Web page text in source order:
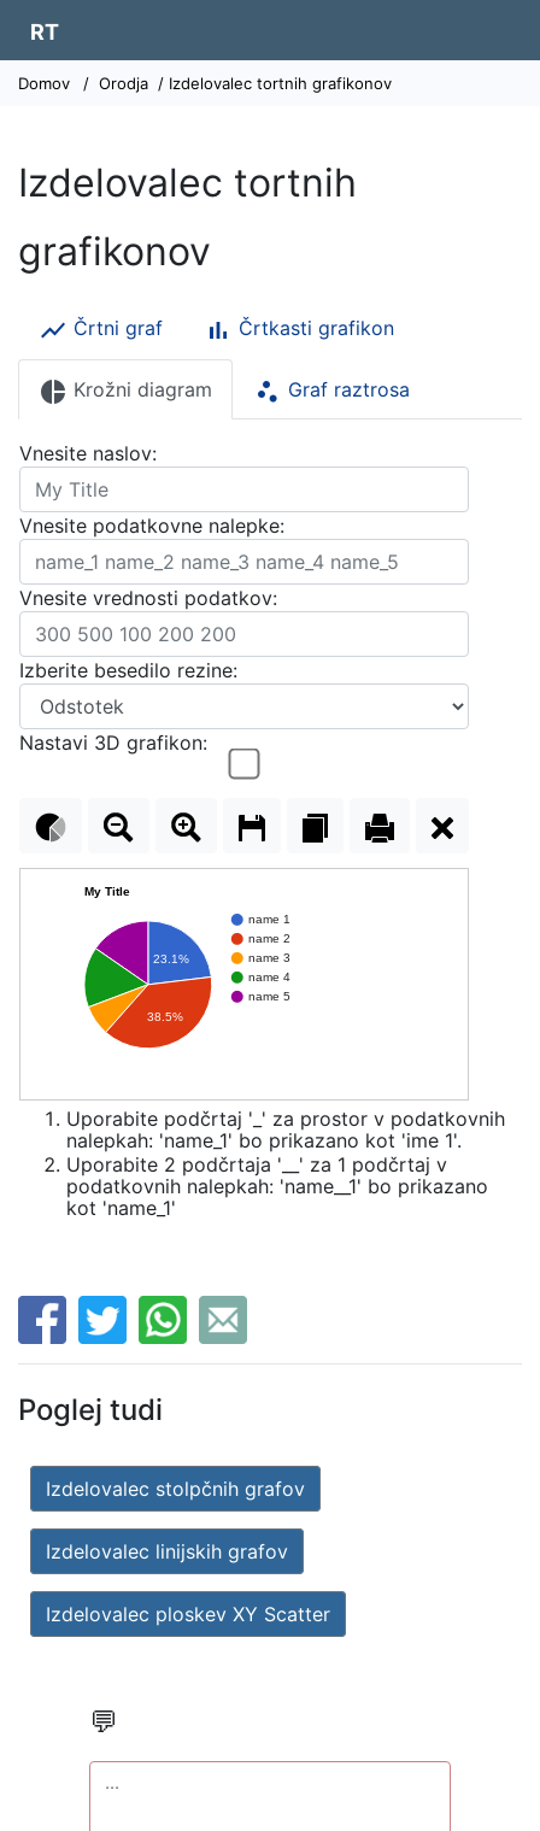
RT
Domov / Orodja / Izdelovalec tortnih grafikonov
Izdelovalec tortnih
grafikonov
show_chart Črtni graf bar_chart Črtkasti grafikon
pie_chart Krožni diagram scatter_plot Graf raztrosa
Vnesite naslov:
Vnesite podatkovne nalepke:
Vnesite vrednosti podatkov:
Izberite besedilo rezine:
Nastavi 3D grafikon:
My Title
name 1
name 2
name 3
name 4
name 5
23.1%
38.5%
Uporabite podčrtaj '_' za prostor v podatkovnih
nalepkah: 'name_1' bo prikazano kot 'ime 1'.
Uporabite 2 podčrtaja '__' za 1 podčrtaj v
podatkovnih nalepkah: 'name__1' bo prikazano
kot 'name_1'
Poglej tudi
Izdelovalec stolpčnih grafov
Izdelovalec linijskih grafov
Izdelovalec ploskev XY Scatter
💬